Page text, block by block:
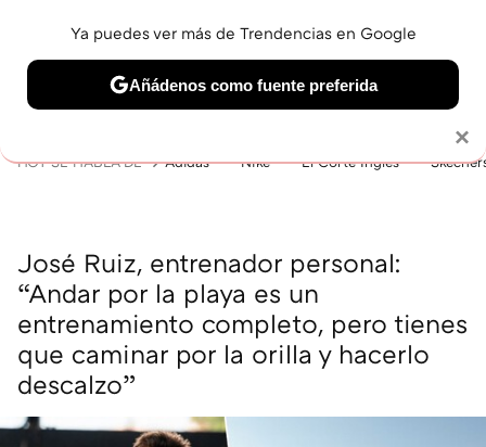
BELLEZA SHOPPING VIAJES GASTRO SNEAKERS
HOY SE HABLA DE Adidas Nike El Corte Inglés
José Ruiz, entrenador personal:
“Andar por la playa es un
entrenamiento completo, pero tienes
que caminar por la orilla y hacerlo
descalzo”
×
Ya puedes ver más de Trendencias en Google
Añádenos como fuente preferida